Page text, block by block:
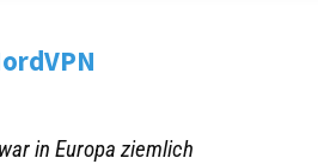
in Europa ziemlich